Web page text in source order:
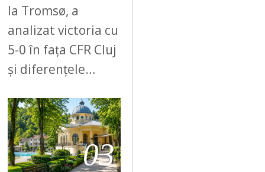
la Tromsø, a
analizat victoria cu
5-0 în fața CFR Cluj
și diferențele…
03